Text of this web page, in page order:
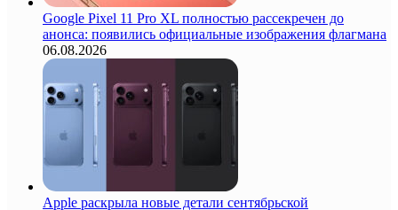
Google Pixel 11 Pro XL полностью рассекречен до
анонса: появились официальные изображения флагмана
06.08.2026
Apple раскрыла новые детали сентябрьской